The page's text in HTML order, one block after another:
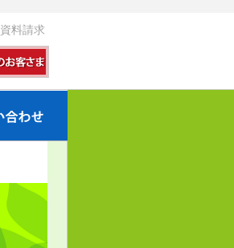
資料請求